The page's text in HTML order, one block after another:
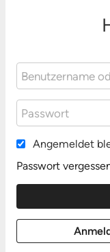
Angemeldet
Passwort